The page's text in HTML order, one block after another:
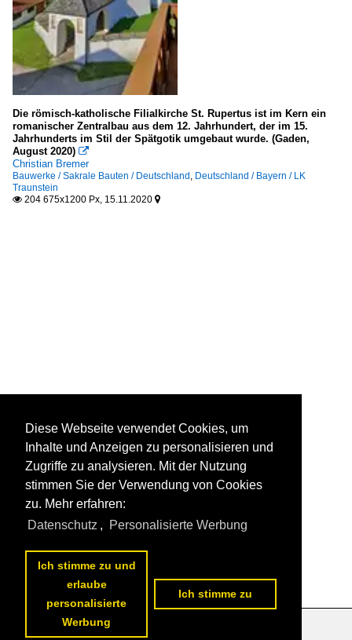
Die römisch-katholische Filialkirche St. Rupertus ist im Kern ein
romanischer Zentralbau aus dem 12. Jahrhundert, der im 15.
Jahrhunderts im Stil der Spätgotik umgebaut wurde. (Gaden,
August 2020) 
Christian Bremer
Bauwerke / Sakrale Bauten / Deutschland Deutschland / Bayern / LK
Traunstein
 204 675x1200 Px, 15.11.2020 
Datenschutzerklärung
Diese Webseite verwendet Cookies, um
Inhalte und Anzeigen zu personalisieren und
Zugriffe zu analysieren. Mit der Nutzung
stimmen Sie der Verwendung von Cookies
zu. Mehr erfahren:
Datenschutz , Personalisierte Werbung
Ich stimme zu und
erlaube
personalisierte
Werbung
Ich stimme zu